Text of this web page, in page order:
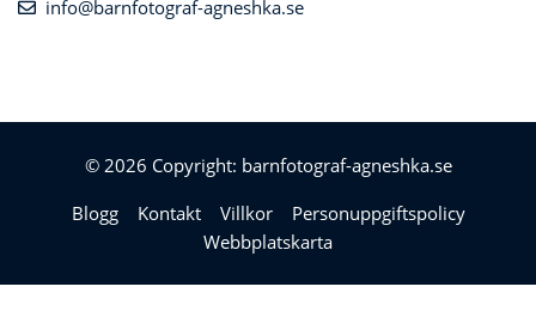
info@barnfotograf-agneshka.se
© 2026 Copyright: barnfotograf-agneshka.se
Blogg
Kontakt Villkor
Personuppgiftspolicy
Webbplatskarta